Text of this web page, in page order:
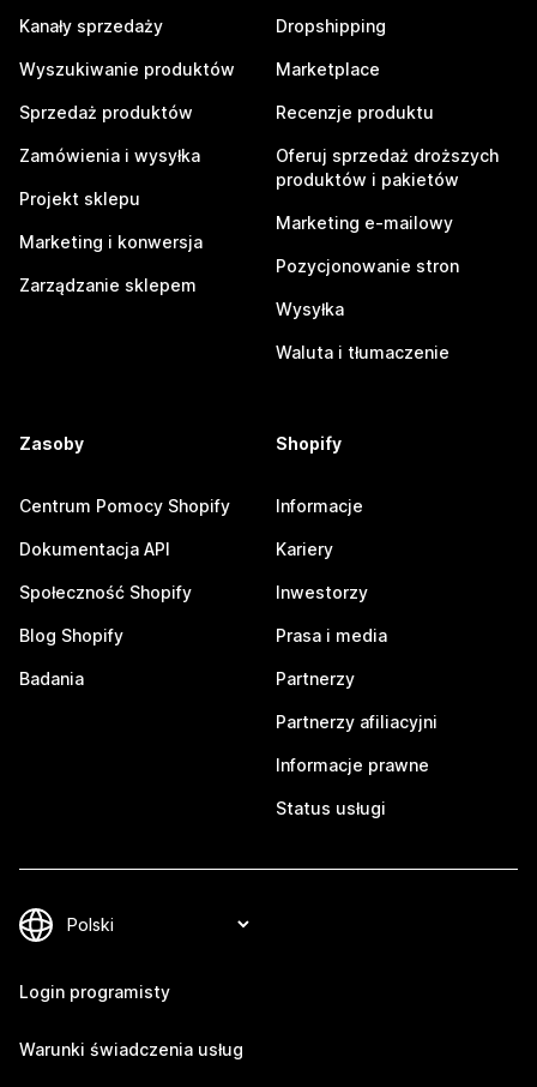
Kanały sprzedaży
Wyszukiwanie produktów
Sprzedaż produktów
Zamówienia i wysyłka
Projekt sklepu
Marketing i konwersja
Zarządzanie sklepem
Dropshipping
Marketplace
Recenzje produktu
Oferuj sprzedaż droższych
produktów i pakietów
Marketing e-mailowy
Pozycjonowanie stron
Wysyłka
Waluta i tłumaczenie
Zasoby
Centrum Pomocy Shopify
Dokumentacja API
Społeczność Shopify
Blog Shopify
Badania
Shopify
Informacje
Kariery
Inwestorzy
Prasa i media
Partnerzy
Partnerzy afiliacyjni
Informacje prawne
Status usługi
Login programisty
Warunki świadczenia usług